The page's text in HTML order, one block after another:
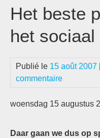
Het beste
het sociaal
Publié le 15 août 2007
commentaire
woensdag 15 augustus
Daar gaan we dus op